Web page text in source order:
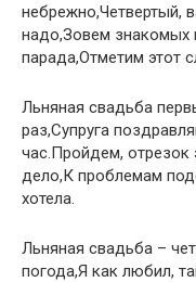
небрежно,Четвертый,
надо,Зовем знакомых
парада,Отметим этот
Льняная свадьба
раз,Супруга
час.Пройдем, отрезок
дело,К проблемам
хотела.
Льняная свадьба –
погода,Я как любил,